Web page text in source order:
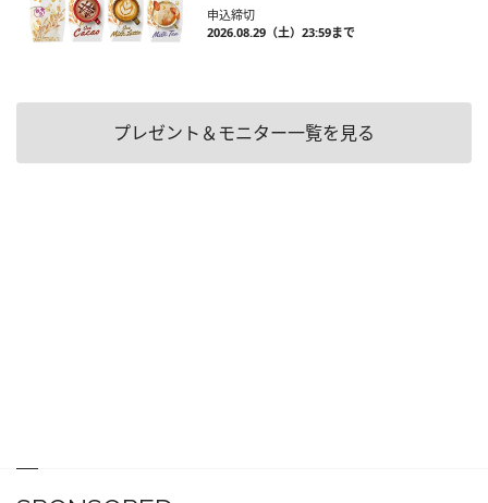
申込締切
2026.08.29（土）23:59まで
プレゼント＆モニター一覧を見る